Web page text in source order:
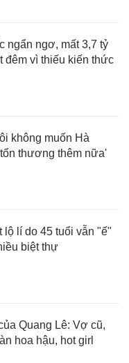
ngẩn ngơ, mất 3,7 tỷ
đêm vì thiếu kiến thức
không muốn Hà
thương thêm nữa'
lộ lí do 45 tuổi vẫn "ế"
biệt thự
Quang Lê: Vợ cũ,
hoa hậu, hot girl